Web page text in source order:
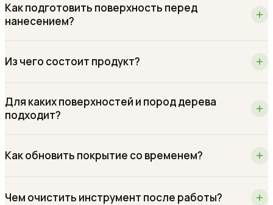
Как подготовить поверхность перед
нанесением?
Из чего состоит продукт?
Для каких поверхностей и пород дерева
подходит?
Как обновить покрытие со временем?
Чем очистить инструмент после работы?